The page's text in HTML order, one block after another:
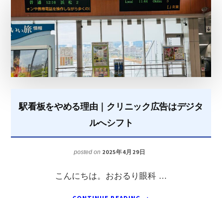
テ
ィ
ン
グ
駅看板をやめる理由｜クリニック広告はデジタ
ルへシフト
posted on 2025年4月29日
こんにちは。おおるり眼科 …